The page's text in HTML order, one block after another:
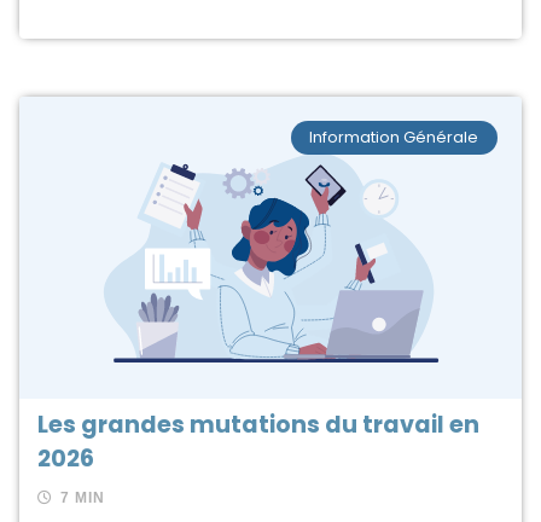
Information Générale
Les grandes mutations du travail en
2026
7 MIN